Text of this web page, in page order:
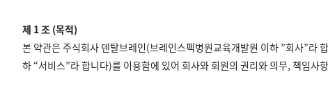
제 1 조 (목적)
본 약관은 주식회사 덴탈브레인(브레인스펙병원교육개발원 이하 ”회사”라
하 “서비스”라 합니다)를 이용함에 있어 회사와 회원의 권리와 의무, 책임사